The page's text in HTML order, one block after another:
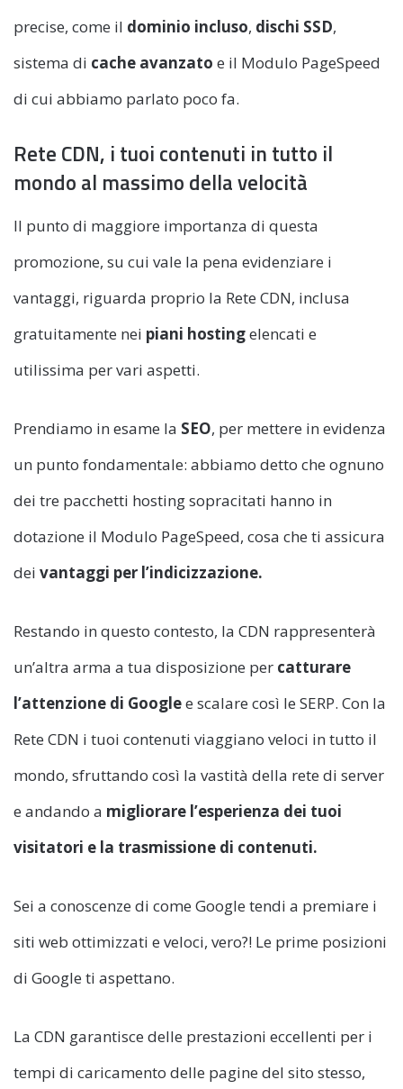
precise, come il dominio incluso, dischi SSD,
sistema di cache avanzato e il Modulo PageSpeed
di cui abbiamo parlato poco fa.
Rete CDN, i tuoi contenuti in tutto il
mondo al massimo della velocità
Il punto di maggiore importanza di questa
promozione, su cui vale la pena evidenziare i
vantaggi, riguarda proprio la Rete CDN, inclusa
gratuitamente nei piani hostingelencati e
utilissima per vari aspetti.
Prendiamo in esame la SEO, per mettere in evidenza
un punto fondamentale: abbiamo detto che ognuno
dei tre pacchetti hosting sopracitati hanno in
dotazione il Modulo PageSpeed, cosa che ti assicura
dei vantaggi per l’indicizzazione.
Restando in questo contesto, la CDN rappresenterà
un’altra arma a tua disposizione per catturare
l’attenzione di Googlee scalare così le SERP. Con la
Rete CDN i tuoi contenuti viaggiano veloci in tutto il
mondo, sfruttando così la vastità della rete di server
e andando a migliorare l’esperienza dei tuoi
visitatori e la trasmissione di contenuti.
Sei a conoscenze di come Google tendi a premiare i
siti web ottimizzati e veloci, vero?! Le prime posizioni
di Google ti aspettano.
La CDN garantisce delle prestazioni eccellenti per i
tempi di caricamento delle pagine del sito stesso,